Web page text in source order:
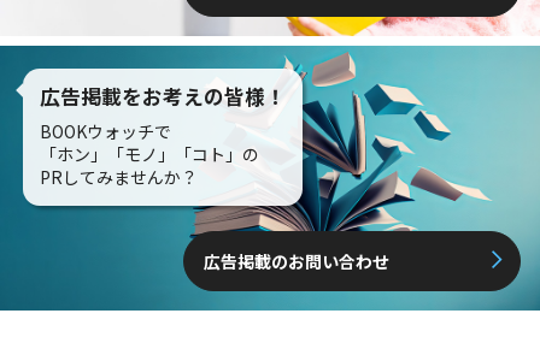
広告掲載をお考えの皆様！
BOOKウォッチで
「ホン」「モノ」「コト」の
PRしてみませんか？
広告掲載のお問い合わせ